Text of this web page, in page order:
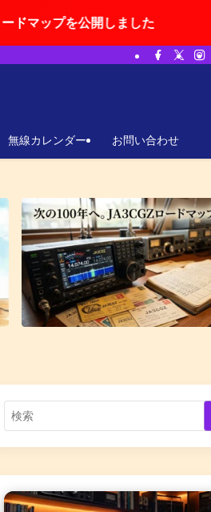
開しました
無線カレンダー お問い合わせ